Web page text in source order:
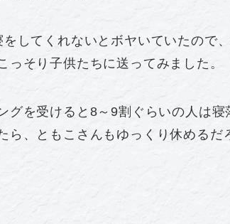
をしてくれないとボヤいていたので
っそり子供たちに送ってみました。
グを受けると8～9割ぐらいの人は寝
ら、ともこさんもゆっくり休めるだ